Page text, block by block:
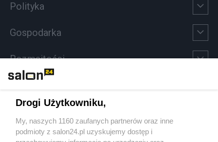
Polityka
Gospodarka
Rozmaitości
Sport
Społeczeństwo
Drogi Użytkowniku,
My, naszych 1160 zaufanych partnerów oraz inne
podmioty z salon24.pl uzyskujemy dostęp i